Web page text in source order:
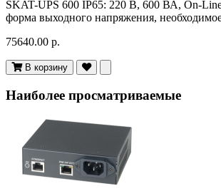
SKAT-UPS 600 IP65: 220 В, 600 ВА, On-
форма выходного напряжения,
75640.00 р.
В корзину
Наиболее просматриваемые